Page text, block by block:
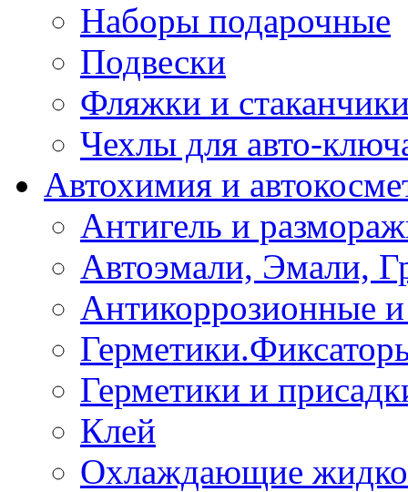
Наборы подарочные
Подвески
Фляжки и
Чехлы для авто-
Автохимия и
Антигель и
Автоэмали, Эмали,
Антикоррозионные
Герметики и
Клей
Охлаждающие